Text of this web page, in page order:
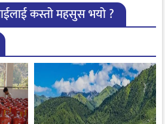
कस्तो महसुस भयो ?